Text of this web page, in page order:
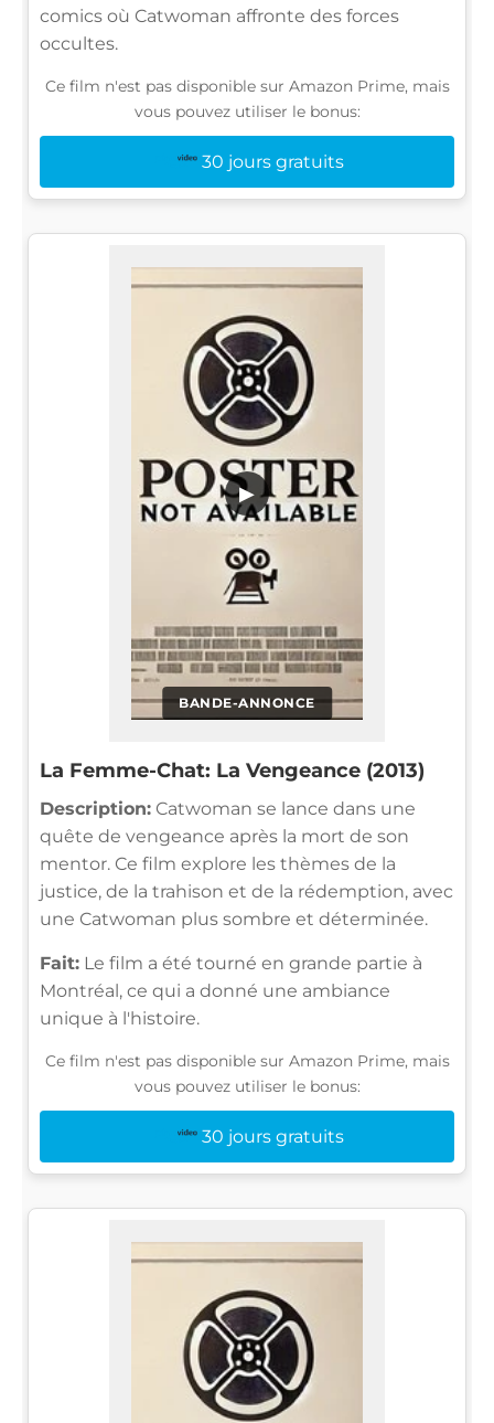
comics où Catwoman affronte des forces
occultes.
Ce film n'est pas disponible sur Amazon Prime, mais
vous pouvez utiliser le bonus:
30 jours gratuits
BANDE-ANNONCE
▶
La Femme-Chat: La Vengeance (2013)
Description: Catwoman se lance dans une
quête de vengeance après la mort de son
mentor. Ce film explore les thèmes de la
justice, de la trahison et de la rédemption, avec
une Catwoman plus sombre et déterminée.
Fait: Le film a été tourné en grande partie à
Montréal, ce qui a donné une ambiance
unique à l'histoire.
Ce film n'est pas disponible sur Amazon Prime, mais
vous pouvez utiliser le bonus:
30 jours gratuits